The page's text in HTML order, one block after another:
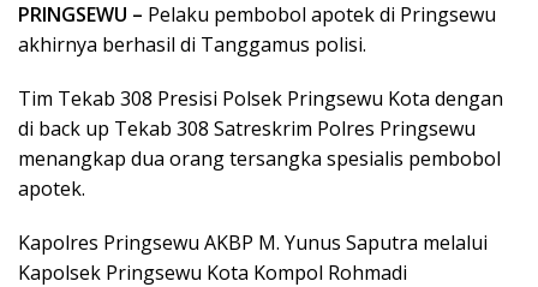
PRINGSEWU – Pelaku pembobol apotek di Pringsewu
akhirnya berhasil di Tanggamus polisi.
Tim Tekab 308 Presisi Polsek Pringsewu Kota dengan
di back up Tekab 308 Satreskrim Polres Pringsewu
menangkap dua orang tersangka spesialis pembobol
apotek.
Kapolres Pringsewu AKBP M. Yunus Saputra melalui
Kapolsek Pringsewu Kota Kompol Rohmadi